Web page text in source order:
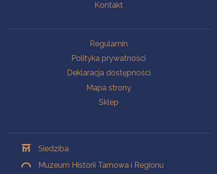
Kontakt
Regulamin
Polityka prywatności
Deklaracja dostępności
Mapa strony
Sklep
Siedziba
Muzeum Historii Tarnowa i Regionu